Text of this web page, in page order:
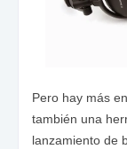
Pero hay más
también una
lanzamiento de